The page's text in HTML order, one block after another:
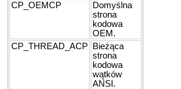
CP_OEMCP
Domyślna
strona
kodowa
OEM.
CP_THREAD_ACP
Bieżąca
strona
kodowa
wątków
ANSI.